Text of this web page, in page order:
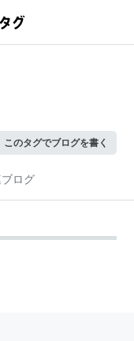
このタグでブログを書く
ログ